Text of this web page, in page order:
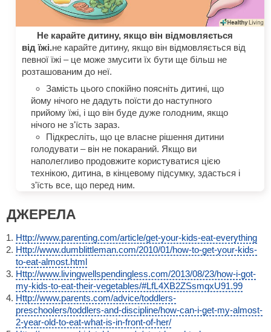
Не карайте дитину, якщо він відмовляється
від їжі.не карайте дитину, якщо він відмовляється від
певної їжі – це може змусити їх бути ще більш не
розташованим до неї.
Замість цього спокійно поясніть дитині, що
йому нічого не дадуть поїсти до наступного
прийому їжі, і що він буде дуже голодним, якщо
нічого не з'їсть зараз.
Підкресліть, що це власне рішення дитини
голодувати – він не покараний. Якщо ви
наполегливо продовжите користуватися цією
технікою, дитина, в кінцевому підсумку, здасться і
з'їсть все, що перед ним.
ДЖЕРЕЛА
Http://www.parenting.com/article/get-your-kids-eat-everything
Http://www.dumblittleman.com/2010/01/how-to-get-your-kids-
to-eat-almost.html
Http://www.livingwellspendingless.com/2013/08/23/how-i-got-
my-kids-to-eat-their-vegetables/#LfL4XB2ZSsmqxU91.99
Http://www.parents.com/advice/toddlers-
preschoolers/toddlers-and-discipline/how-can-i-get-my-almost-
2-year-old-to-eat-what-is-in-front-of-her/